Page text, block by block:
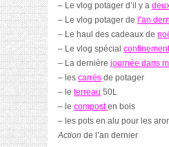
– Le vlog potager d’il y a
– Le vlog potager de l’an
– Le haul des cadeaux de
– Le vlog spécial confinement
– La dernière journée dans
– les carrés de potager
– le terreau 50L
– le compost en bois
– les pots en alu pour les
Action de l’an dernier